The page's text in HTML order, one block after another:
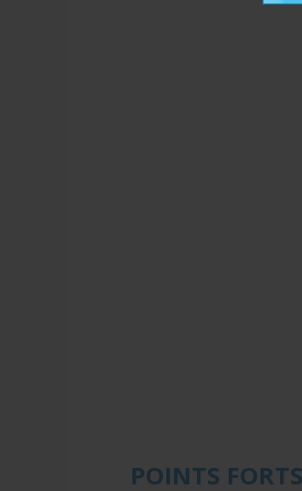
POINTS FORTS